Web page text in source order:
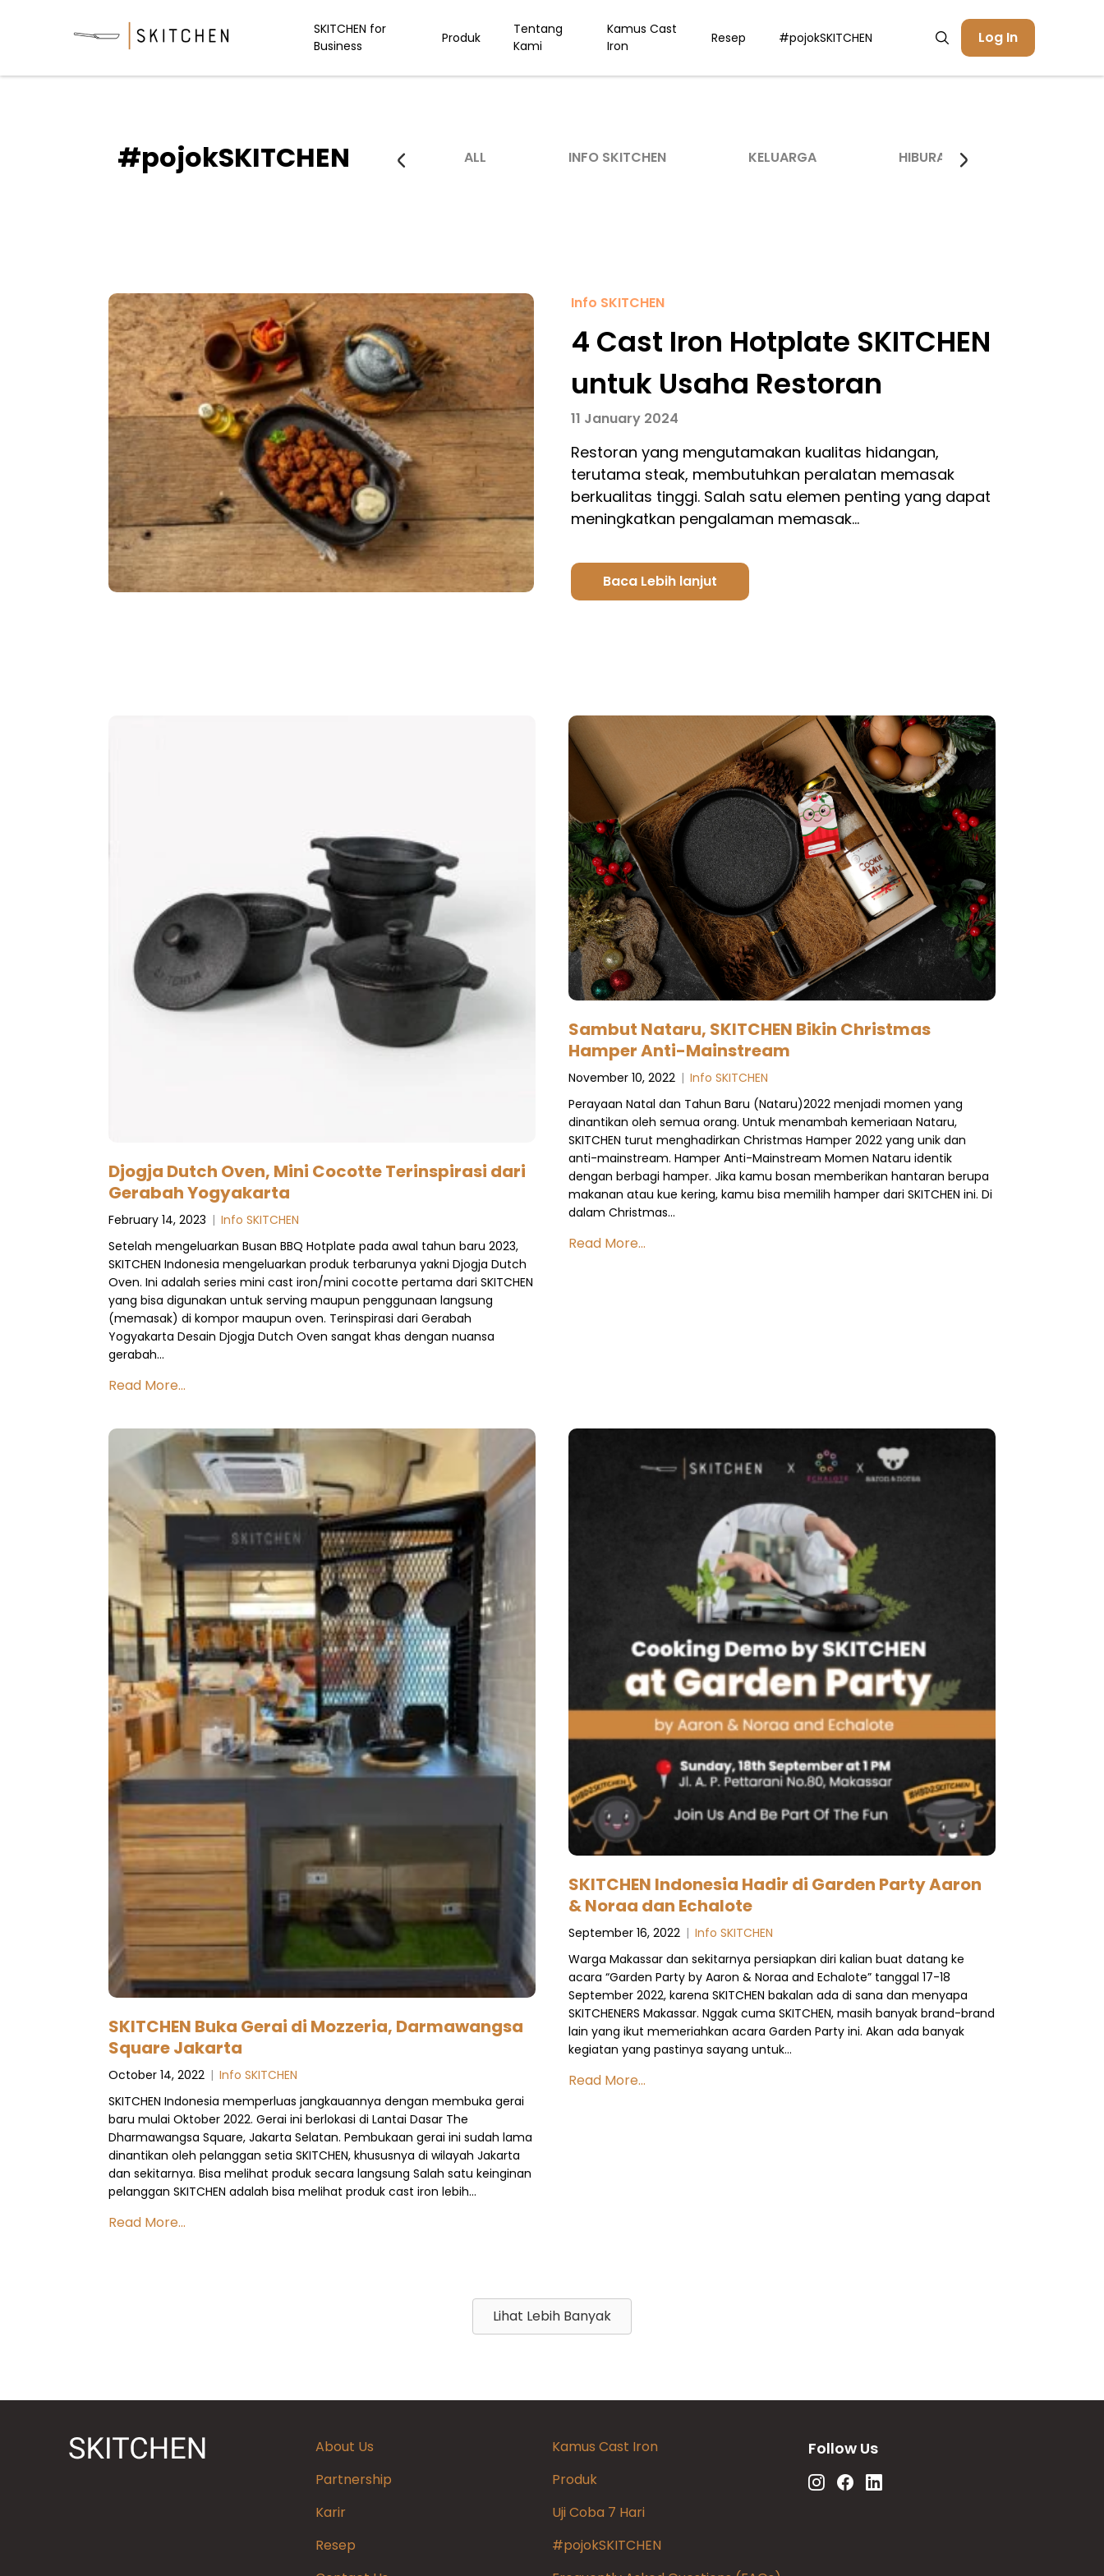
SKITCHEN for
Business
Produk
Tentang
Kami
Kamus Cast
Iron
Resep #pojokSKITCHEN Log In
#pojokSKITCHEN ALL INFO SKITCHEN KELUARGA HIBURAN
Info SKITCHEN
4 Cast Iron Hotplate SKITCHEN
untuk Usaha Restoran
11 January 2024
Restoran yang mengutamakan kualitas hidangan,
terutama steak, membutuhkan peralatan memasak
berkualitas tinggi. Salah satu elemen penting yang dapat
meningkatkan pengalaman memasak…
Baca Lebih lanjut
Djogja Dutch Oven, Mini Cocotte Terinspirasi dari
Gerabah Yogyakarta
February 14, 2023 | Info SKITCHEN
Setelah mengeluarkan Busan BBQ Hotplate pada awal tahun baru 2023,
SKITCHEN Indonesia mengeluarkan produk terbarunya yakni Djogja Dutch
Oven. Ini adalah series mini cast iron/mini cocotte pertama dari SKITCHEN
yang bisa digunakan untuk serving maupun penggunaan langsung
(memasak) di kompor maupun oven. Terinspirasi dari Gerabah
Yogyakarta Desain Djogja Dutch Oven sangat khas dengan nuansa
gerabah…
Read More...
Sambut Nataru, SKITCHEN Bikin Christmas
Hamper Anti-Mainstream
November 10, 2022 | Info SKITCHEN
Perayaan Natal dan Tahun Baru (Nataru)2022 menjadi momen yang
dinantikan oleh semua orang. Untuk menambah kemeriaan Nataru,
SKITCHEN turut menghadirkan Christmas Hamper 2022 yang unik dan
anti-mainstream. Hamper Anti-Mainstream Momen Nataru identik
dengan berbagi hamper. Jika kamu bosan memberikan hantaran berupa
makanan atau kue kering, kamu bisa memilih hamper dari SKITCHEN ini. Di
dalam Christmas…
Read More...
SKITCHEN Buka Gerai di Mozzeria, Darmawangsa
Square Jakarta
October 14, 2022 | Info SKITCHEN
SKITCHEN Indonesia memperluas jangkauannya dengan membuka gerai
baru mulai Oktober 2022. Gerai ini berlokasi di Lantai Dasar The
Dharmawangsa Square, Jakarta Selatan. Pembukaan gerai ini sudah lama
dinantikan oleh pelanggan setia SKITCHEN, khususnya di wilayah Jakarta
dan sekitarnya. Bisa melihat produk secara langsung Salah satu keinginan
pelanggan SKITCHEN adalah bisa melihat produk cast iron lebih…
Read More...
SKITCHEN Indonesia Hadir di Garden Party Aaron
& Noraa dan Echalote
September 16, 2022 | Info SKITCHEN
Warga Makassar dan sekitarnya persiapkan diri kalian buat datang ke
acara “Garden Party by Aaron & Noraa and Echalote” tanggal 17-18
September 2022, karena SKITCHEN bakalan ada di sana dan menyapa
SKITCHENERS Makassar. Nggak cuma SKITCHEN, masih banyak brand-brand
lain yang ikut memeriahkan acara Garden Party ini. Akan ada banyak
kegiatan yang pastinya sayang untuk…
Read More...
Lihat Lebih Banyak
About Us
Kamus Cast Iron
Partnership
Produk
Karir
Uji Coba 7 Hari
Resep
#pojokSKITCHEN
Follow Us